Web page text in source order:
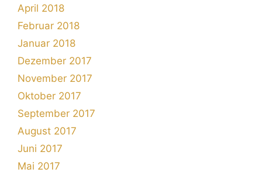
April 2018
Februar 2018
Januar 2018
Dezember 2017
November 2017
Oktober 2017
September 2017
August 2017
Juni 2017
Mai 2017